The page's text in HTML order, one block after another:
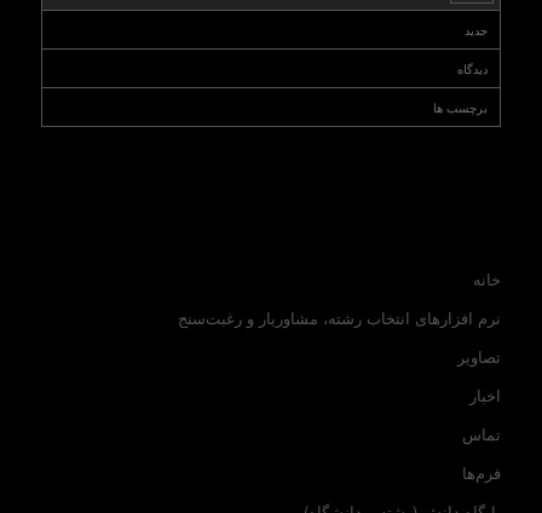
جدید
دیدگاه
برچسب ها
خانه
نرم افزارهای انتخاب رشته، مشاوریار و رغبت‌سنج
تصاویر
اخبار
تماس
فرم‌ها